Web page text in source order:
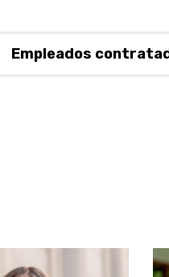
Empleados